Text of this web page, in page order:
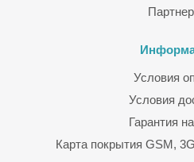
Условия
Условия
Гарантия
Карта покрытия GSM,